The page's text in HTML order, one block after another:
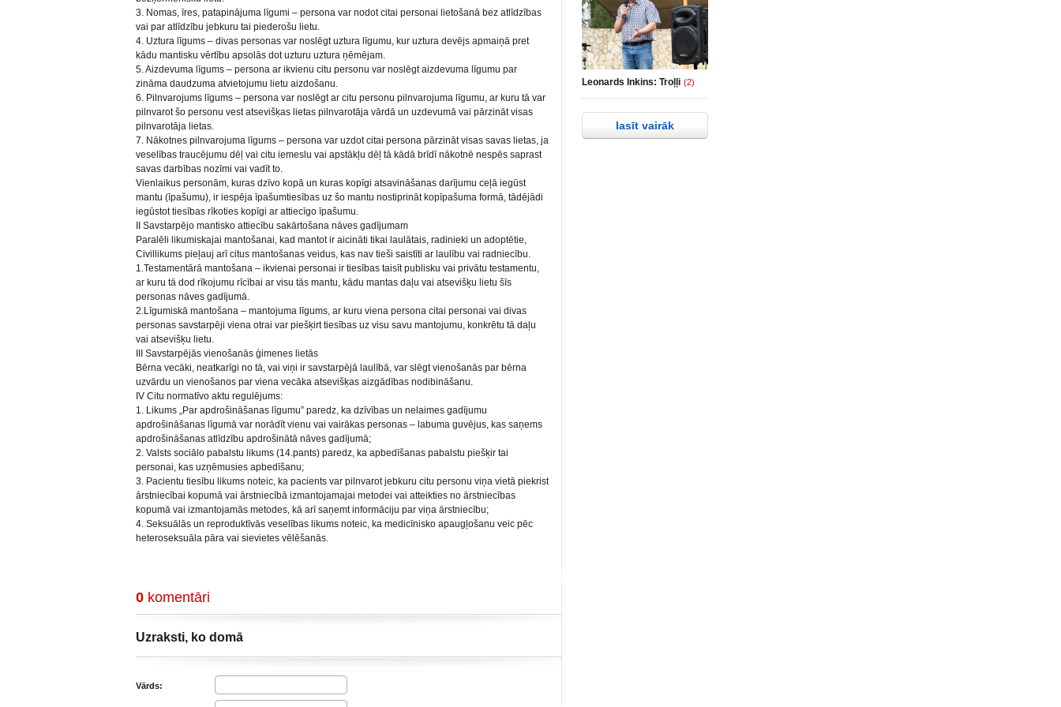
3. Nomas, īres, patapinājuma līgumi – persona var nodot citai personai lietošanā bez atlīdzības
vai par atlīdzību jebkuru tai piederošu lietu.
4. Uztura līgums – divas personas var noslēgt uztura līgumu, kur uztura devējs apmaiņā pret
kādu mantisku vērtību apsolās dot uzturu uztura ņēmējam.
5. Aizdevuma līgums – persona ar ikvienu citu personu var noslēgt aizdevuma līgumu par
zināma daudzuma atvietojumu lietu aizdošanu.
6. Pilnvarojums līgums – persona var noslēgt ar citu personu pilnvarojuma līgumu, ar kuru tā var
pilnvarot šo personu vest atsevišķas lietas pilnvarotāja vārdā un uzdevumā vai pārzināt visas
pilnvarotāja lietas.
7. Nākotnes pilnvarojuma līgums – persona var uzdot citai persona pārzināt visas savas lietas, ja
veselības traucējumu dēļ vai citu iemeslu vai apstākļu dēļ tā kādā brīdī nākotnē nespēs saprast
savas darbības nozīmi vai vadīt to.
Vienlaikus personām, kuras dzīvo kopā un kuras kopīgi atsavināšanas darījumu ceļā iegūst
mantu (īpašumu), ir iespēja īpašumtiesības uz šo mantu nostiprināt kopīpašuma formā, tādējādi
iegūstot tiesības rīkoties kopīgi ar attiecīgo īpašumu.
II Savstarpējo mantisko attiecību sakārtošana nāves gadījumam
Paralēli likumiskajai mantošanai, kad mantot ir aicināti tikai laulātais, radinieki un adoptētie,
Civillikums pieļauj arī citus mantošanas veidus, kas nav tieši saistīti ar laulību vai radniecību.
1.Testamentārā mantošana – ikvienai personai ir tiesības taisīt publisku vai privātu testamentu,
ar kuru tā dod rīkojumu rīcībai ar visu tās mantu, kādu mantas daļu vai atsevišķu lietu šīs
personas nāves gadījumā.
2.Līgumiskā mantošana – mantojuma līgums, ar kuru viena persona citai personai vai divas
personas savstarpēji viena otrai var piešķirt tiesības uz visu savu mantojumu, konkrētu tā daļu
vai atsevišķu lietu.
III Savstarpējās vienošanās ģimenes lietās
Bērna vecāki, neatkarīgi no tā, vai viņi ir savstarpējā laulībā, var slēgt vienošanās par bērna
uzvārdu un vienošanos par viena vecāka atsevišķas aizgādības nodibināšanu.
IV Citu normatīvo aktu regulējums:
1. Likums „Par apdrošināšanas līgumu” paredz, ka dzīvības un nelaimes gadījumu
apdrošināšanas līgumā var norādīt vienu vai vairākas personas – labuma guvējus, kas saņems
apdrošināšanas atlīdzību apdrošinātā nāves gadījumā;
2. Valsts sociālo pabalstu likums (14.pants) paredz, ka apbedīšanas pabalstu piešķir tai
personai, kas uzņēmusies apbedīšanu;
3. Pacientu tiesību likums noteic, ka pacients var pilnvarot jebkuru citu personu viņa vietā piekrist
ārstniecībai kopumā vai ārstniecībā izmantojamajai metodei vai atteikties no ārstniecības
kopumā vai izmantojamās metodes, kā arī saņemt informāciju par viņa ārstniecību;
4. Seksuālās un reproduktīvās veselības likums noteic, ka medicīnisko apaugļošanu veic pēc
heteroseksuāla pāra vai sievietes vēlēšanās.
0 komentāri
Uzraksti, ko domā
Vārds:
Leonards Inkins: Troļļi (2)
lasīt vairāk